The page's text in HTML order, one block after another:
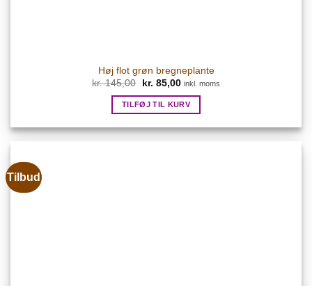
Høj flot grøn bregneplante
kr.145,00
Den
pris
var:
kr. 85,00Den
pris
er:
inkl. moms
TILFØJ TIL KURV
Tilbud